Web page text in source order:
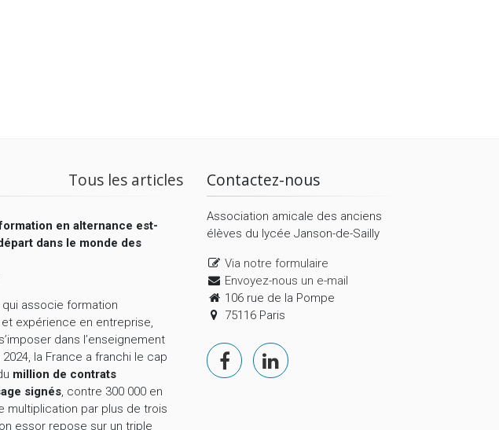
Tous les articles
en alternance est-
dans le monde des
qui associe formation
expérience en entreprise,
dans l’enseignement
2024, la France a franchi le cap
million de contrats
signés, contre 300 000 en
multiplication par plus de trois
essor repose sur un triple
Contactez-nous
Association amicale des anciens
élèves du lycée Janson-de-Sailly
Via notre formulaire
Envoyez-nous un e-mail
106 rue de la Pompe
75116 Paris